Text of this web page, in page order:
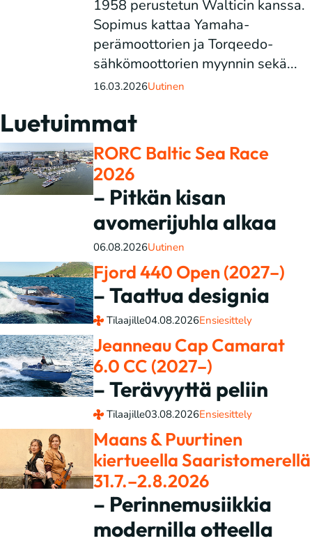
1958 perustetun Walticin kanssa.
Sopimus kattaa Yamaha-
perämoottorien ja Torqeedo-
sähkömoottorien myynnin sekä...
16.03.2026Uutinen
Luetuimmat
RORC Baltic Sea Race
2026
– Pitkän kisan
avomerijuhla alkaa
06.08.2026Uutinen
Fjord 440 Open (2027–)
– Taattua designia
Tilaajille04.08.2026Ensiesittely
Jeanneau Cap Camarat
6.0 CC (2027–)
– Terävyyttä peliin
Tilaajille03.08.2026Ensiesittely
Maans & Puurtinen
kiertueella Saaristomerellä
31.7.–2.8.2026
– Perinnemusiikkia
modernilla otteella